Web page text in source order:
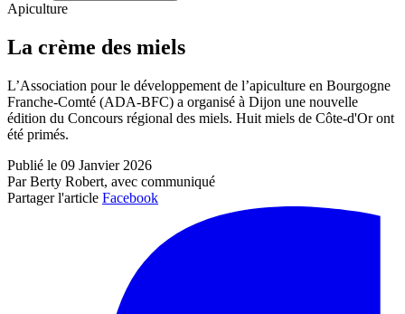
Apiculture
La crème des miels
L’Association pour le développement de l’apiculture en Bourgogne
Franche-Comté (ADA-BFC) a organisé à Dijon une nouvelle
édition du Concours régional des miels. Huit miels de Côte-d'Or ont
été primés.
Publié le 09 Janvier 2026
Par Berty Robert, avec communiqué
Partager l'article Facebook